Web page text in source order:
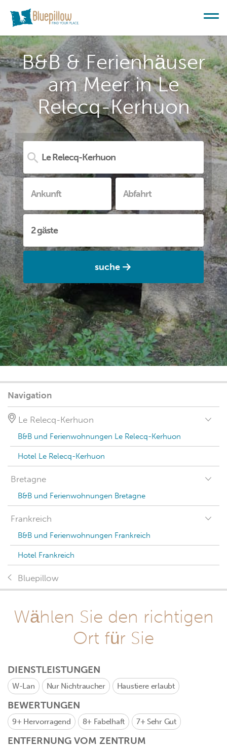
B&B & Ferienhäuser
am Meer in Le
Relecq-Kerhuon
suche
Navigation
Le Relecq-Kerhuon
B&B und Ferienwohnungen Le Relecq-Kerhuon
Hotel Le Relecq-Kerhuon
Bretagne
B&B und Ferienwohnungen Bretagne
Frankreich
B&B und Ferienwohnungen Frankreich
Hotel Frankreich
Bluepillow
Wählen Sie den richtigen
Ort für Sie
DIENSTLEISTUNGEN
W-Lan Nur Nichtraucher Haustiere erlaubt
BEWERTUNGEN
9+ Hervorragend 8+ Fabelhaft 7+ Sehr Gut
ENTFERNUNG VOM ZENTRUM